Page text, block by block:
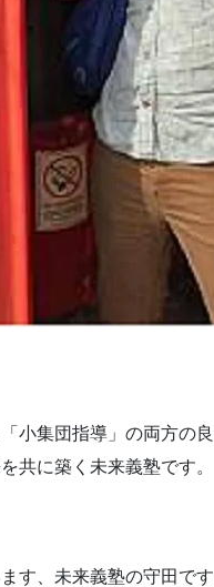
「小集団指導」の両方の
共に築く未来義塾です。
す、未来義塾の守田です